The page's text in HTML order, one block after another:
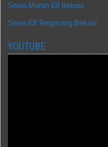
Sewa Murah Elf Bekasi
Sewa Elf Tangerang Bekasi
YOUTUBE